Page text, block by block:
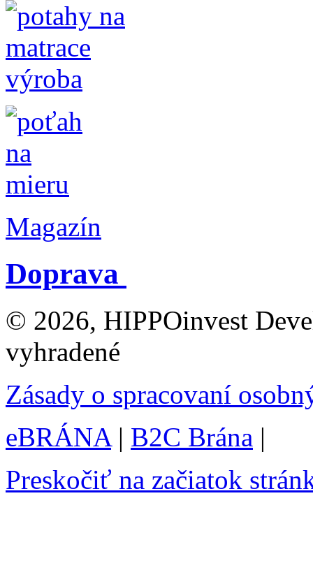
Magazín
Doprava
© 2026, HIPPOinvest
vyhradené
Zásady o spracovaní
eBRÁNA| B2C Brána |
Preskočiť na začiatok